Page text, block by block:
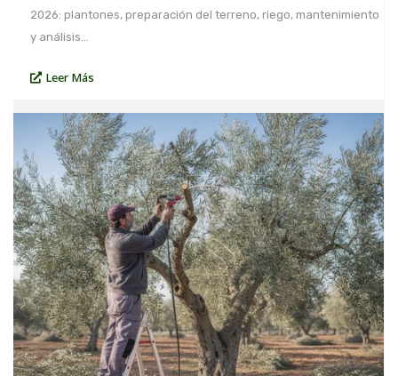
2026: plantones, preparación del terreno, riego, mantenimiento
y análisis…
Leer Más